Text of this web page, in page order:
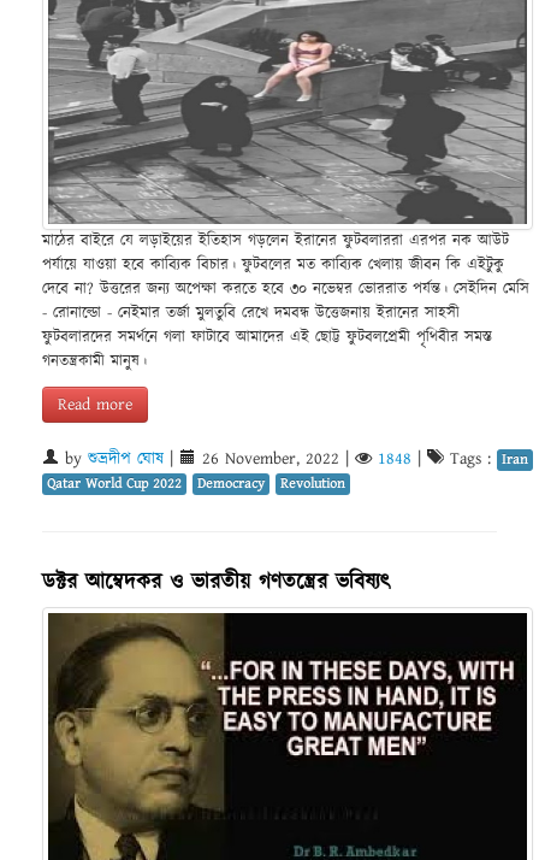
মাঠের বাইরে যে লড়াইয়ের ইতিহাস গড়লেন ইরানের ফুটবলাররা এরপর নক আউট
পর্যায়ে যাওয়া হবে কাব্যিক বিচার। ফুটবলের মত কাব্যিক খেলায় জীবন কি এইটুকু
দেবে না? উত্তরের জন্য অপেক্ষা করতে হবে ৩০ নভেম্বর ভোররাত পর্যন্ত। সেইদিন মেসি
- রোনাল্ডো - নেইমার তর্জা মুলতুবি রেখে দমবন্ধ উত্তেজনায় ইরানের সাহসী
ফুটবলারদের সমর্থনে গলা ফাটাবে আমাদের এই ছোট্ট ফুটবলপ্রেমী পৃথিবীর সমস্ত
গনতন্ত্রকামী মানুষ।
Read more
by শুভ্রদীপ ঘোষ 26 November, 2022 1848 Tags : Iran
Qatar World Cup 2022
Democracy Revolution
ডক্টর আম্বেদকর ও ভারতীয় গণতন্ত্রের ভবিষ্যৎ